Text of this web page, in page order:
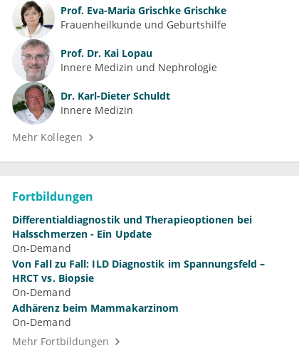
Prof. Eva-Maria Grischke Grischke
Frauenheilkunde und Geburtshilfe
Prof. Dr. Kai Lopau
Innere Medizin und Nephrologie
Dr. Karl-Dieter Schuldt
Innere Medizin
Mehr Kollegen
Fortbildungen
Differentialdiagnostik und Therapieoptionen bei
Halsschmerzen - Ein Update
On-Demand
Von Fall zu Fall: ILD Diagnostik im Spannungsfeld –
HRCT vs. Biopsie
On-Demand
Adhärenz beim Mammakarzinom
On-Demand
Mehr Fortbildungen